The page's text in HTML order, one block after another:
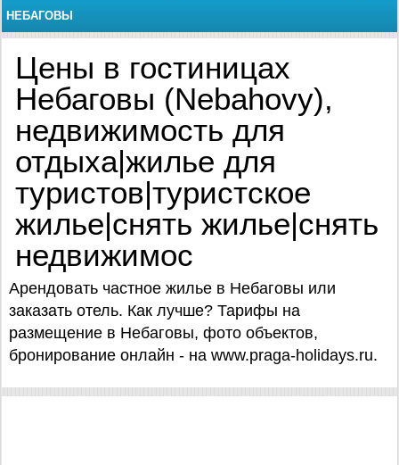
НЕБАГОВЫ
Цены в гостиницах
Небаговы (Nebahovy),
недвижимость для
отдыха|жилье для
туристов|туристское
жилье|снять жилье|снять
недвижимос
Арендовать частное жилье в Небаговы или
заказать отель. Как лучше? Тарифы на
размещение в Небаговы, фото объектов,
бронирование онлайн - на www.praga-holidays.ru.